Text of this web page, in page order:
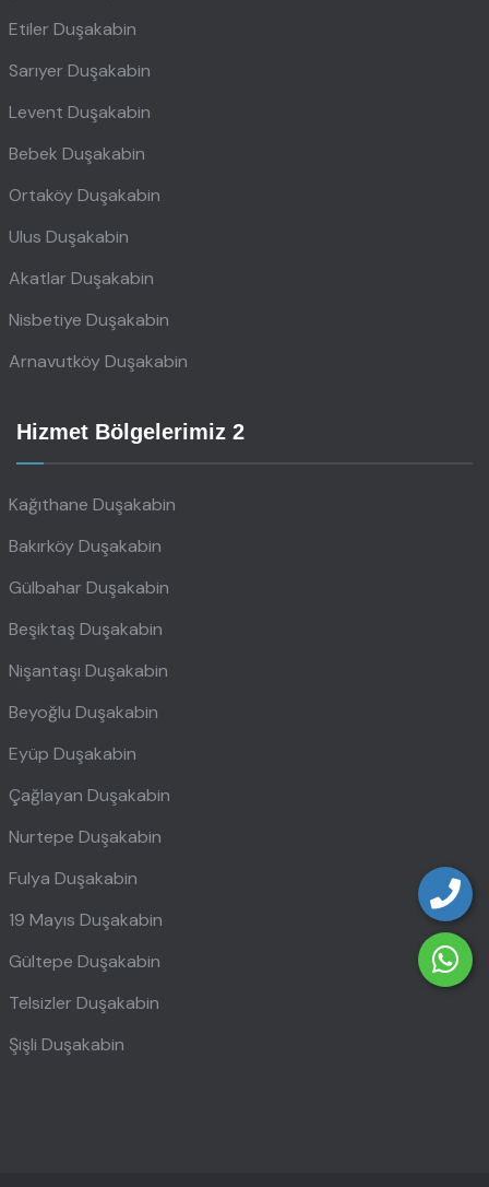
Etiler Duşakabin
Sarıyer Duşakabin
Levent Duşakabin
Bebek Duşakabin
Ortaköy Duşakabin
Ulus Duşakabin
Akatlar Duşakabin
Nisbetiye Duşakabin
Arnavutköy Duşakabin
Hizmet Bölgelerimiz 2
Kağıthane Duşakabin
Bakırköy Duşakabin
Gülbahar Duşakabin
Beşiktaş Duşakabin
Nişantaşı Duşakabin
Beyoğlu Duşakabin
Eyüp Duşakabin
Çağlayan Duşakabin
Nurtepe Duşakabin
Fulya Duşakabin
19 Mayıs Duşakabin
Gültepe Duşakabin
Telsizler Duşakabin
Şişli Duşakabin